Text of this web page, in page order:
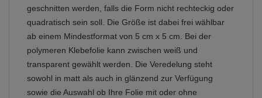
geschnitten werden, falls die Form nicht rechteckig oder
quadratisch sein soll. Die Größe ist dabei frei wählbar
ab einem Mindestformat von 5 cm x 5 cm. Bei der
polymeren Klebefolie kann zwischen weiß und
transparent gewählt werden. Die Veredelung steht
sowohl in matt als auch in glänzend zur Verfügung
sowie die Auswahl ob Ihre Folie mit oder ohne